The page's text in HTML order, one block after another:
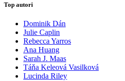
Top autori
Dominik Dán
Julie Caplin
Rebecca Yarros
Ana Huang
Sarah J. Maas
Táňa Keleová Vasilková
Lucinda Riley